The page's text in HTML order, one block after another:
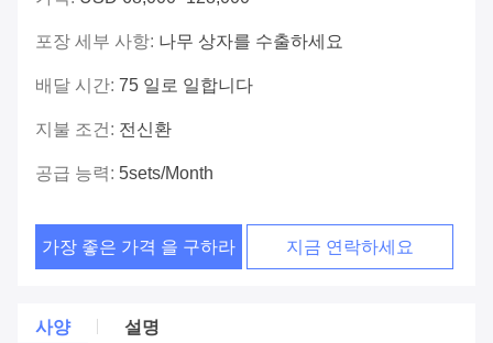
포장 세부 사항: 나무 상자를 수출하세요
배달 시간: 75 일로 일합니다
지불 조건: 전신환
공급 능력: 5sets/month
가장 좋은 가격 을 구하라 지금 연락하세요
사양 설명